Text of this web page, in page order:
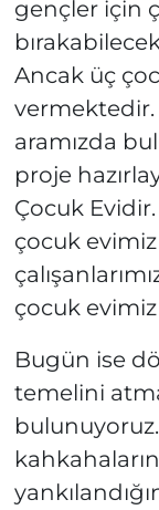
gençler için
Ancak üç
aramızda
proje
Çocuk Evidir.
çocuk
çocuk
Bugün ise
temelini